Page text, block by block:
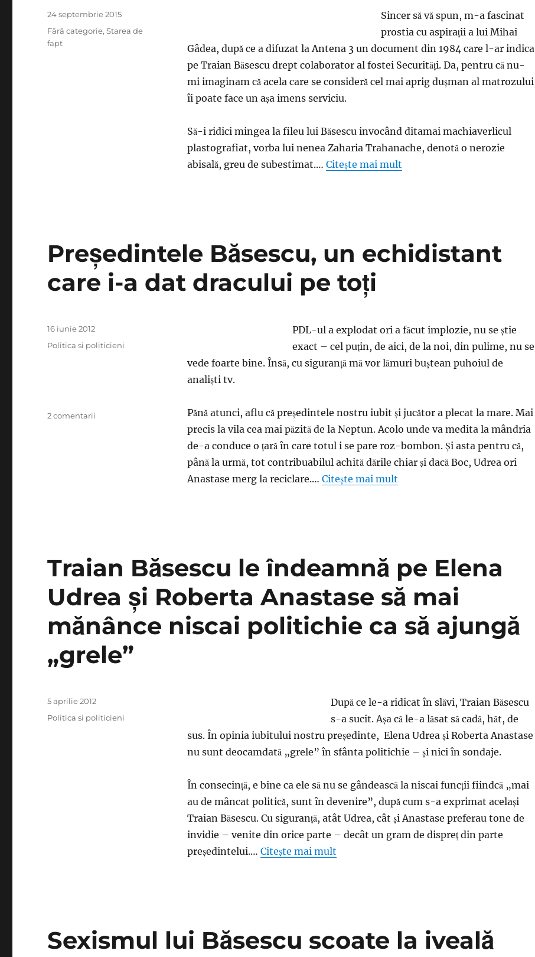
Sincer să vă spun, m-a fascinat
prostia cu aspiraţii a lui Mihai
Gâdea, după ce a difuzat la Antena 3 un document din 1984 care l-ar indica
pe Traian Băsescu drept colaborator al fostei Securităţi. Da, pentru că nu-
mi imaginam că acela care se consideră cel mai aprig duşman al matrozului
îi poate face un aşa imens serviciu.
Să-i ridici mingea la fileu lui Băsescu invocând ditamai machiaverlicul
plastografiat, vorba lui nenea Zaharia Trahanache, denotă o nerozie
abisală, greu de subestimat.… Citește mai mult
Publicat
pe
24 septembrie 2015
Categorii
Fără categorie,Starea de
fapt
Preşedintele Băsescu, un echidistant
care i-a dat dracului pe toţi
PDL-ul a explodat ori a făcut implozie, nu se ştie
exact – cel puţin, de aici, de la noi, din pulime, nu se
vede foarte bine. Însă, cu siguranţă mă vor lămuri buştean puhoiul de
analişti tv.
Pănă atunci, aflu că preşedintele nostru iubit şi jucător a plecat la mare. Mai
precis la vila cea mai păzită de la Neptun. Acolo unde va medita la mândria
de-a conduce o ţară în care totul i se pare roz-bombon. Şi asta pentru că,
până la urmă, tot contribuabilul achită dările chiar şi dacă Boc, Udrea ori
Anastase merg la reciclare.… Citește mai mult
Publicat
16 iunie 2012
Categorii
Politica si politicieni
2 comentarii
Traian Băsescu le îndeamnă pe Elena
Udrea şi Roberta Anastase să mai
mănânce niscai politichie ca să ajungă
„grele”
După ce le-a ridicat în slăvi, Traian Băsescu
s-a sucit. Aşa că le-a lăsat să cadă, hăt, de
sus. În opinia iubitului nostru preşedinte, Elena Udrea şi Roberta Anastase
nu sunt deocamdată „grele” în sfânta politichie – şi nici în sondaje.
În consecinţă, e bine ca ele să nu se gândească la niscai funcţii fiindcă „mai
au de mâncat politică, sunt în devenire”, după cum s-a exprimat acelaşi
Traian Băsescu. Cu siguranţă, atât Udrea, cât şi Anastase preferau tone de
invidie – venite din orice parte – decât un gram de dispreţ din parte
preşedintelui.… Citește mai mult
Publicat
5 aprilie 2012
Categorii
Politica si politicieni
Sexismul lui Băsescu scoate la iveală